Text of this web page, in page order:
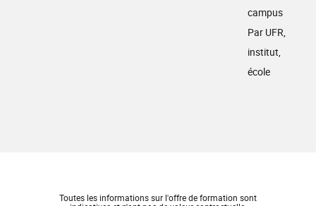
campus
Par UFR,
institut,
école
Toutes les informations sur l'offre de formation sont